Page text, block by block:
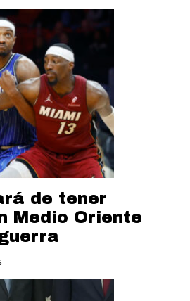
de tener
Medio Oriente